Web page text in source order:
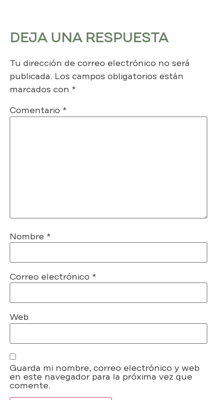
DEJA UNA RESPUESTA
Tu dirección de correo electrónico no será
publicada. Los campos obligatorios están
marcados con *
Comentario *
Nombre *
Correo electrónico *
Web
Guarda mi nombre, correo electrónico y web
en este navegador para la próxima vez que
comente.